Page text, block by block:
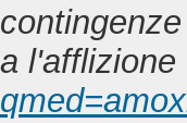
a l'afflizione